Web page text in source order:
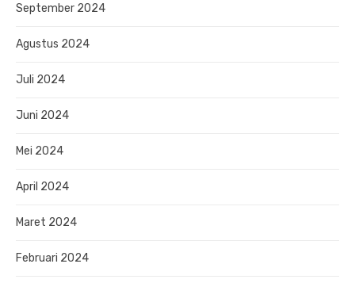
September 2024
Agustus 2024
Juli 2024
Juni 2024
Mei 2024
April 2024
Maret 2024
Februari 2024